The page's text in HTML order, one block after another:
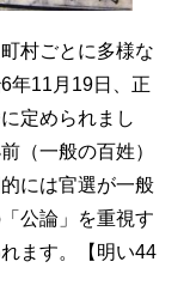
村ごとに多様な
年11月19日、正
定められまし
（一般の百姓）
には官選が一般
公論」を重視す
ます。【明い44